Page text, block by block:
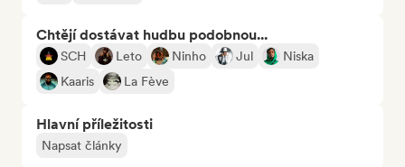
Chtějí dostávat hudbu podobnou...
SCH Leto Ninho Jul
Niska
Kaaris
La Fève
Hlavní příležitosti
Napsat články